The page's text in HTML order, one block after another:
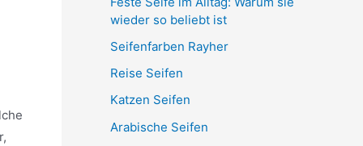
wieder so beliebt ist
Seifenfarben Rayher
Reise Seifen
Katzen Seifen
Arabische Seifen